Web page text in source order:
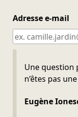
Adresse e-mail
Une question
n’êtes pas
Eugène
Ne pas